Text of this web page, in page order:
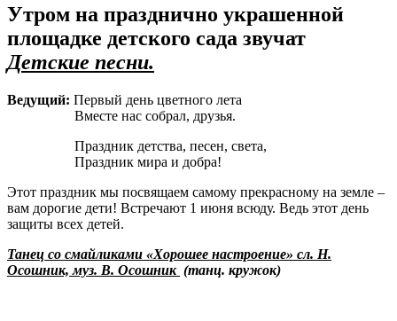
Утром на празднично украшенной
площадке детского сада звучат
Детские песни.
Ведущий: Первый день цветного лета
Вместе нас собрал, друзья.
Праздник детства, песен, света,
Праздник мира и добра!
Этот праздник мы посвящаем самому прекрасному на земле –
вам дорогие дети! Встречают 1 июня всюду. Ведь этот день
защиты всех детей.
Танец со смайликами «Хорошее настроение» сл. Н.
Осошник, муз. В. Осошник (танц. кружок)